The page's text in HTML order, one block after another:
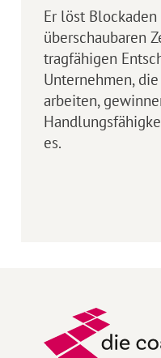
Er löst
überschaubaren
tragfähigen
Unternehmen,
arbeiten,
es.